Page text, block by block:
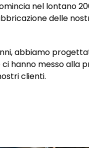
nel lontano
delle
abbiamo
ci hanno messo alla
clienti.